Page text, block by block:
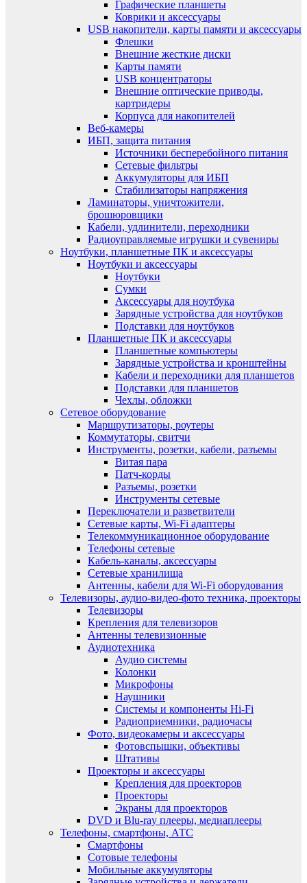
Графические планшеты
Коврики и аксессуары
USB накопители, карты памяти и аксессуары
Флешки
Внешние жесткие диски
Карты памяти
USB концентраторы
Внешние оптические приводы,
картридеры
Корпуса для накопителей
Веб-камеры
ИБП, защита питания
Источники бесперебойного питания
Сетевые фильтры
Аккумуляторы для ИБП
Стабилизаторы напряжения
Ламинаторы, уничтожители,
брошюровщики
Кабели, удлинители, переходники
Радиоуправляемые игрушки и сувениры
Ноутбуки, планшетные ПК и аксессуары
Ноутбуки и аксессуары
Ноутбуки
Сумки
Аксессуары для ноутбука
Зарядные устройства для ноутбуков
Подставки для ноутбуков
Планшетные ПК и аксессуары
Планшетные компьютеры
Зарядные устройства и кронштейны
Кабели и переходники для планшетов
Подставки для планшетов
Чехлы, обложки
Сетевое оборудование
Маршрутизаторы, роутеры
Коммутаторы, свитчи
Инструменты, розетки, кабели, разъемы
Витая пара
Патч-корды
Разъемы, розетки
Инструменты сетевые
Переключатели и разветвители
Сетевые карты, Wi-Fi адаптеры
Телекоммуникационное оборудование
Телефоны сетевые
Кабель-каналы, аксессуары
Сетевые хранилища
Антенны, кабели для Wi-Fi оборудования
Телевизоры, аудио-видео-фото техника, проекторы
Телевизоры
Крепления для телевизоров
Антенны телевизионные
Аудиотехника
Аудио системы
Колонки
Микрофоны
Наушники
Системы и компоненты Hi-Fi
Радиоприемники, радиочасы
Фото, видеокамеры и аксессуары
Фотовспышки, объективы
Штативы
Проекторы и аксессуары
Крепления для проекторов
Проекторы
Экраны для проекторов
DVD и Blu-ray плееры, медиаплееры
Телефоны, смартфоны, АТС
Смартфоны
Сотовые телефоны
Мобильные аккумуляторы